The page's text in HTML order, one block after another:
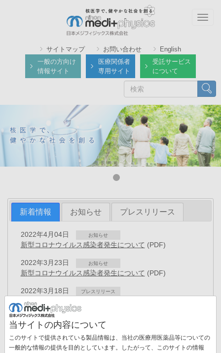
サイトマップ お問い合わせ
English
一般の方向け
情報サイト
医療関係者
専用サイト
受託サービス
について
検索
新着情報 お知らせ プレスリリース
2022年4月04日 お知らせ
新型コロナウイルス感染者発生について (PDF)
2022年3月23日 お知らせ
新型コロナウイルス感染者発生について (PDF)
2022年3月18日 プレスリリース
人事異動のお知らせ
2022年3月10日
3月14日システムメンテナンスのお知らせ
2022年3月07日 お知らせ
当サイトの内容について
このサイトで提供されている製品情報は、当社の医療用医薬品等についての
一般的な情報の提供を目的としています。したがって、このサイトの情報